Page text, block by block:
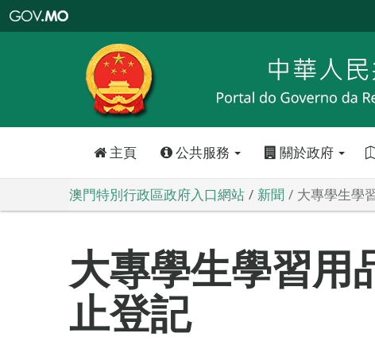
特
政
區
政
口
主頁 公共服務 關於政府
澳門特別行政區政府入口網站 新聞 大專學生學
大專學生學習用
止登記